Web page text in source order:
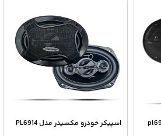
اسپیکر خودرو مکسیدر مدل PL6914